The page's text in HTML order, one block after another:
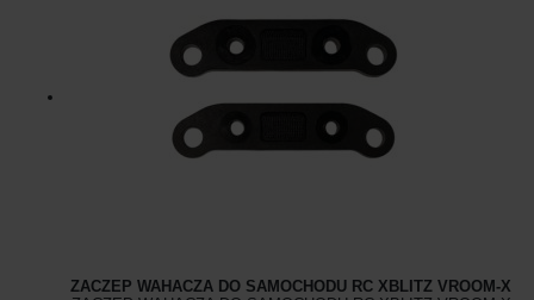
ZACZEP WAHACZA DO SAMOCHODU RC XBLITZ VROOM-X